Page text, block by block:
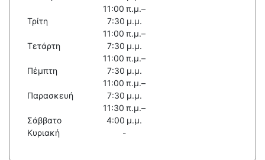
Τρίτη
11:00 π.μ.–
7:30 μ.μ.
Τετάρτη
11:00 π.μ.–
7:30 μ.μ.
Πέμπτη
11:00 π.μ.–
7:30 μ.μ.
Παρασκευή
11:00 π.μ.–
7:30 μ.μ.
Σάββατο
11:30 π.μ.–
4:00 μ.μ.
Κυριακή
-